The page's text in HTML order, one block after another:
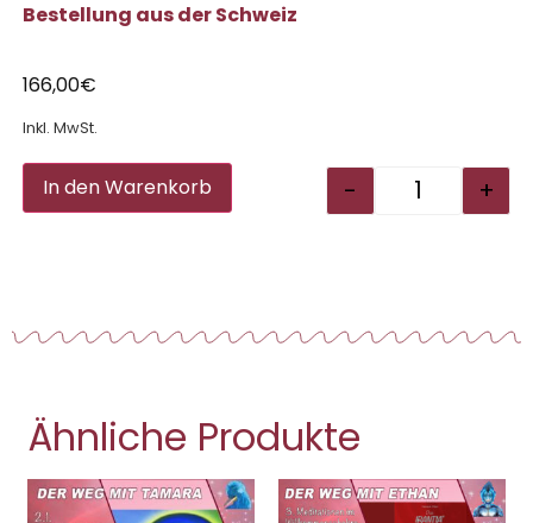
Bestellung aus der Schweiz
166,00€
Inkl. MwSt.
- +
In den Warenkorb Alternative:
Ähnliche Produkte